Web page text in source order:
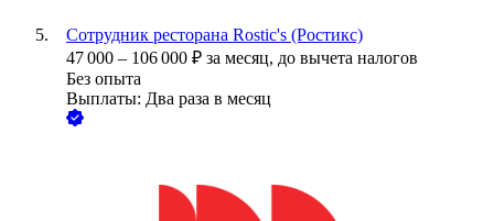
Сотрудник ресторана Rostic's (Ростикс)
47 000 – 106 000 ₽ за месяц, до вычета налогов
Без опыта
Выплаты: Два раза в месяц